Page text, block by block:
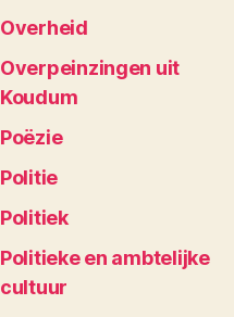
Overheid
Overpeinzingen uit
Koudum
Poëzie
Politie
Politiek
Politieke en ambtelijke
cultuur